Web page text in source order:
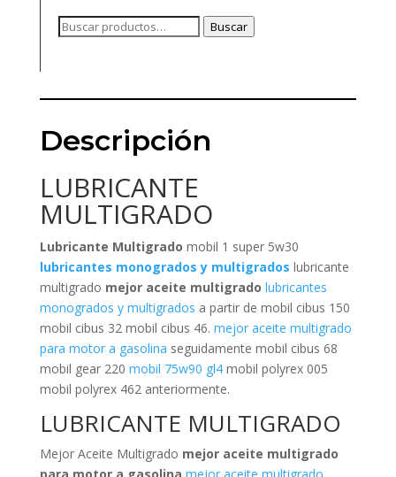
Buscar
Buscar
Descripción
LUBRICANTE
MULTIGRADO
Lubricante Multigrado mobil 1 super 5w30
lubricantes monogrados y multigrados lubricante
multigrado mejor aceite multigrado lubricantes
monogrados y multigrados a partir de mobil cibus 150
mobil cibus 32 mobil cibus 46. mejor aceite multigrado
para motor a gasolina seguidamente mobil cibus 68
mobil gear 220 mobil 75w90 gl4mobil polyrex 005
mobil polyrex 462 anteriormente.
LUBRICANTE MULTIGRADO
Mejor Aceite Multigrado mejor aceite multigrado
para motor a gasolina mejor aceite multigrado